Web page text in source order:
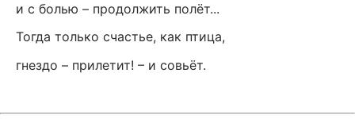
и с болью – продолжить полёт...
Тогда только счастье, как птица,
гнездо – прилетит! – и совьёт.